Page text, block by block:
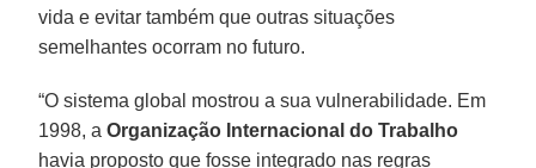
vida e evitar também que outras situações
semelhantes ocorram no futuro.
“O sistema global mostrou a sua vulnerabilidade. Em
1998, aOrganização Internacional do Trabalho
havia proposto que fosse integrado nas regras